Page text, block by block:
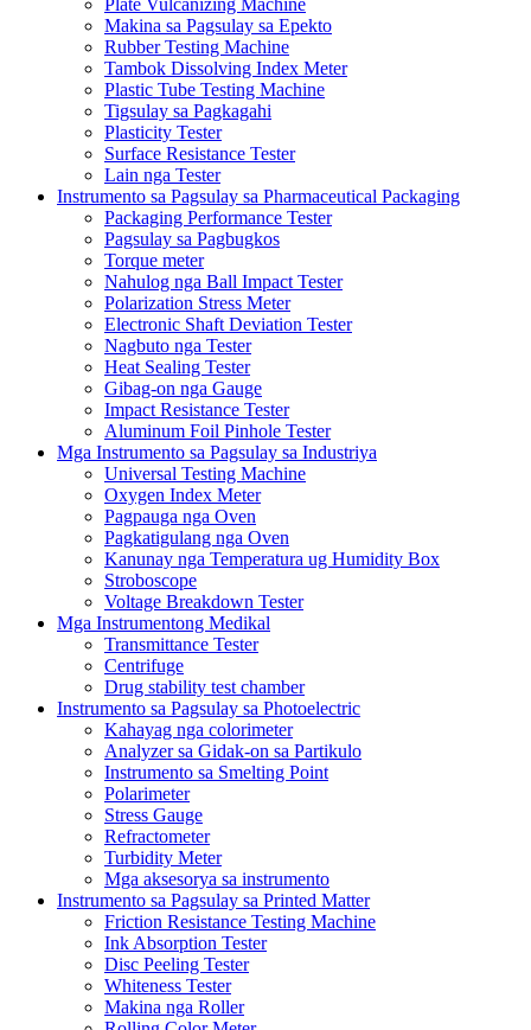
Makina sa Pagsulay sa Epekto
Rubber Testing Machine
Tambok Dissolving Index Meter
Plastic Tube Testing Machine
Tigsulay sa Pagkagahi
Plasticity Tester
Surface Resistance Tester
Lain nga Tester
Instrumento sa Pagsulay sa Pharmaceutical Packaging
Packaging Performance Tester
Pagsulay sa Pagbugkos
Torque meter
Nahulog nga Ball Impact Tester
Polarization Stress Meter
Electronic Shaft Deviation Tester
Nagbuto nga Tester
Heat Sealing Tester
Gibag-on nga Gauge
Impact Resistance Tester
Aluminum Foil Pinhole Tester
Mga Instrumento sa Pagsulay sa Industriya
Universal Testing Machine
Oxygen Index Meter
Pagpauga nga Oven
Pagkatigulang nga Oven
Kanunay nga Temperatura ug Humidity Box
Stroboscope
Voltage Breakdown Tester
Mga Instrumentong Medikal
Transmittance Tester
Centrifuge
Drug stability test chamber
Instrumento sa Pagsulay sa Photoelectric
Kahayag nga colorimeter
Analyzer sa Gidak-on sa Partikulo
Instrumento sa Smelting Point
Polarimeter
Stress Gauge
Refractometer
Turbidity Meter
Mga aksesorya sa instrumento
Instrumento sa Pagsulay sa Printed Matter
Friction Resistance Testing Machine
Ink Absorption Tester
Disc Peeling Tester
Whiteness Tester
Makina nga Roller